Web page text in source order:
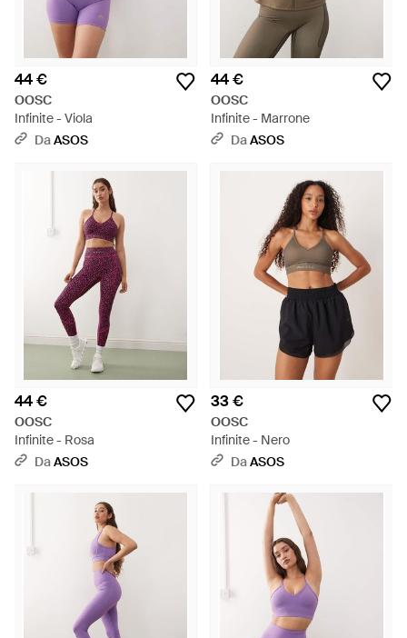
44 €
OOSC
Infinite - Viola
DaASOS
44 €
OOSC
Infinite - Marrone
DaASOS
44 €
OOSC
Infinite - Rosa
DaASOS
33 €
OOSC
Infinite - Nero
DaASOS